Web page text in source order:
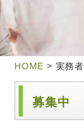
HOME > 実務
募集中